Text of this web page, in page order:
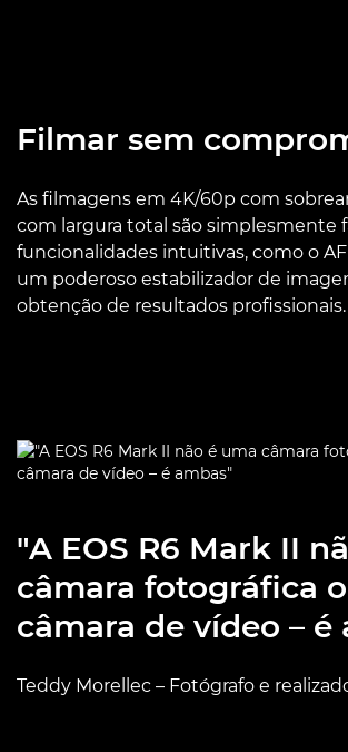
Filmar sem
As filmagens em 4K/60p com
com largura total são simplesmente
funcionalidades intuitivas, como o
um poderoso estabilizador de
obtenção de resultados profissionais.
"A EOS R6 Mark II
câmara fotográfica
câmara de vídeo – é
Teddy Morellec – Fotógrafo e